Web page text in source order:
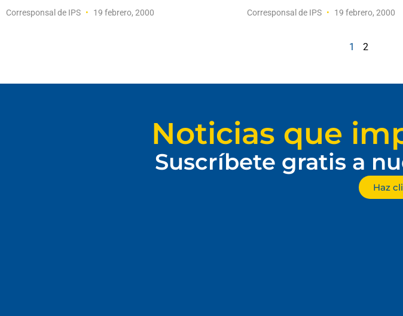
Corresponsal de IPS 19 febrero, 2000 Corresponsal de IPS 19 febrero, 2000
1 2
Noticias que
Suscríbete gratis a
Haz